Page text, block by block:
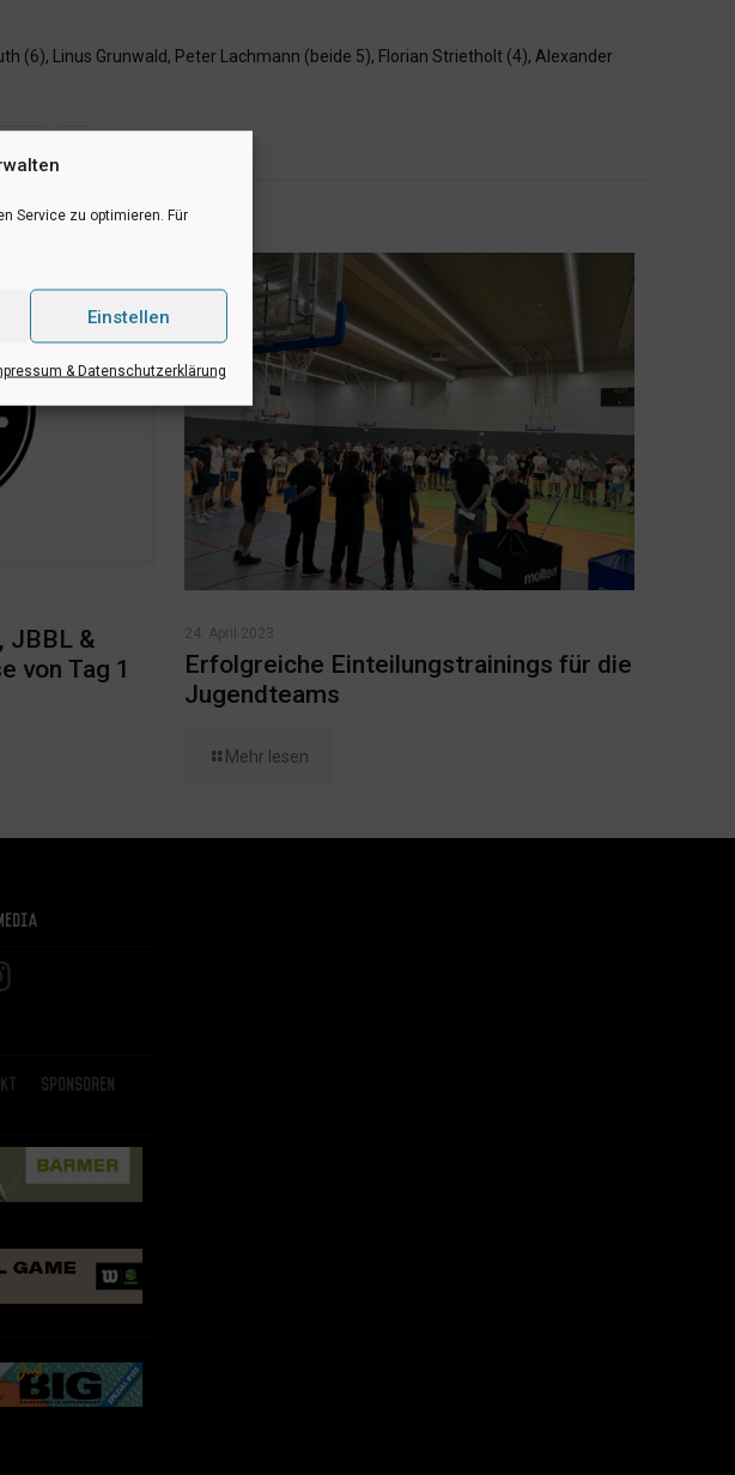
Service zu optimieren. Für
Einstellen
& Datenschutzerklärung
(6), Linus Grunwald, Peter Lachmann (beide 5), Florian Strietholt (4), Alexander
JBBL &
von Tag 1
24. April 2023
Erfolgreiche Einteilungstrainings für die
Jugendteams
Mehr lesen
Sponsoren